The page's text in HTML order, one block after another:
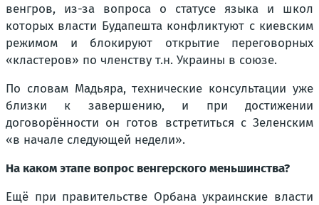
венгров, из-за вопроса о статусе языка и школ
которых власти Будапешта конфликтуют с киевским
режимом и блокируют открытие переговорных
«кластеров» по членству т.н. Украины в союзе.
По словам Мадьяра, технические консультации уже
близки к завершению, и при достижении
договорённости он готов встретиться с Зеленским
«в начале следующей недели».
На каком этапе вопрос венгерского меньшинства?
Ещё при правительстве Орбана украинские власти